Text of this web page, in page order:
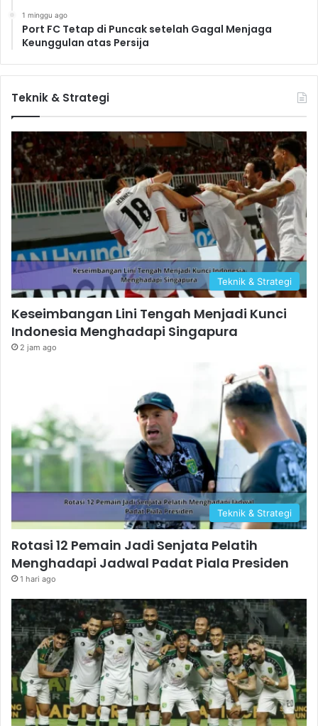
1 minggu ago
Port FC Tetap di Puncak setelah Gagal Menjaga
Keunggulan atas Persija
Teknik & Strategi
Teknik & Strategi
Keseimbangan Lini Tengah Menjadi Kunci
Indonesia Menghadapi Singapura
2 jam ago
Teknik & Strategi
Rotasi 12 Pemain Jadi Senjata Pelatih
Menghadapi Jadwal Padat Piala Presiden
1 hari ago